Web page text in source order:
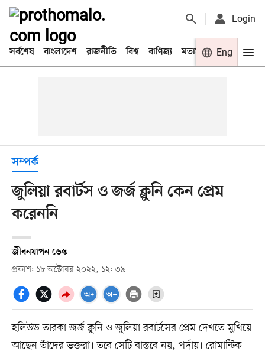
Login
সর্বশেষ বাংলাদেশ রাজনীতি বিশ্ব বাণিজ্য মতামত খেলা
Eng
সম্পর্ক
জুলিয়া রবার্টস ও জর্জ ক্লুনি কেন প্রেম
করেননি
জীবনযাপন ডেস্ক
প্রকাশ: ১৮ অক্টোবর ২০২২, ১২: ৩৯
হলিউড তারকা জর্জ ক্লুনি ও জুলিয়া রবার্টসের প্রেম দেখতে মুখিয়ে
আছেন তাঁদের ভক্তরা। তবে সেটি বাস্তবে নয়, পর্দায়। রোমান্টিক